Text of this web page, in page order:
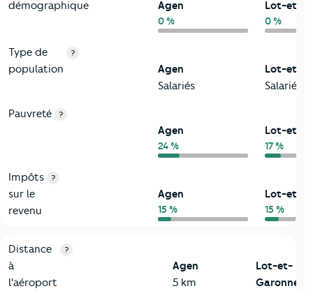
démographique Agen
0 %
Lot-et-
0 %
Type de
population
?
Agen
Salariés
Lot-et-
Salariés
Pauvreté ?
Agen
24 %
Lot-et-
17 %
Impôts
sur le
revenu
?
Agen
15 %
Lot-et-
15 %
3-Environnement
Critères Agen
Distance
à
l'aéroport
?
Agen
5 km
Lot-et-
Garonne